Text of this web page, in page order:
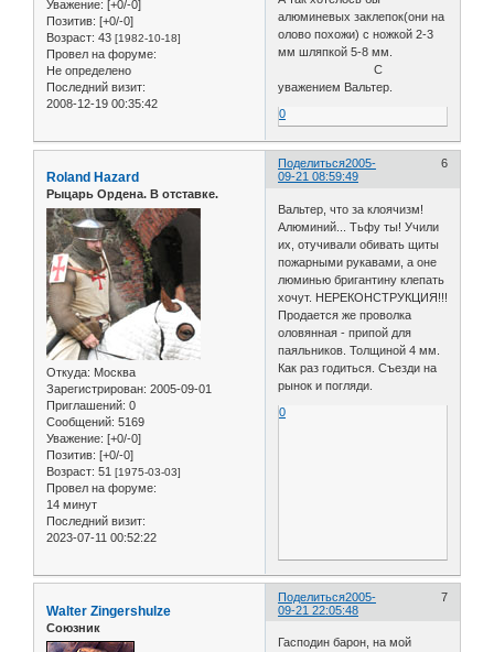
Уважение: [+0/-0]
Позитив: [+0/-0]
Возраст: 43 [1982-10-18]
Провел на форуме:
Не определено
Последний визит:
2008-12-19 00:35:42
алюминевых заклепок(они на
олово похожи) с ножкой 2-3
мм шляпкой 5-8 мм.
С
уважением Вальтер.
0
Поделиться 6
2005-
09-21 08:59:49
Roland Hazard
Рыцарь Ордена. В отставке.
Откуда: Москва
Зарегистрирован: 2005-09-01
Приглашений: 0
Сообщений: 5169
Уважение: [+0/-0]
Позитив: [+0/-0]
Возраст: 51 [1975-03-03]
Провел на форуме:
14 минут
Последний визит:
2023-07-11 00:52:22
Вальтер, что за клоячизм!
Алюминий... Тьфу ты! Учили
их, отучивали обивать щиты
пожарными рукавами, а оне
люминью бригантину клепать
хочут. НЕРЕКОНСТРУКЦИЯ!!!
Продается же проволка
оловянная - припой для
паяльников. Толщиной 4 мм.
Как раз годиться. Съезди на
рынок и погляди.
0
Поделиться 7
2005-
09-21 22:05:48
Walter Zingershulze
Союзник
Гасподин барон, на мой